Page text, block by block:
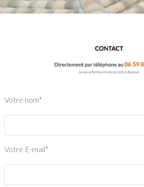
Votre nom*
Votre E-mail*